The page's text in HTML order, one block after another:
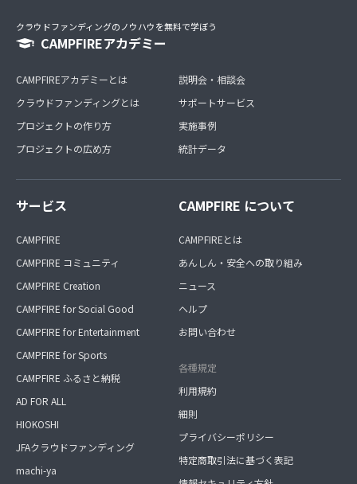
クラウドファンディングのノウハウを無料で学ぼう
CAMPFIREアカデミー
CAMPFIREアカデミーとは
クラウドファンディングとは
プロジェクトの作り方
プロジェクトの広め方
説明会・相談会
サポートサービス
実施事例
統計データ
サービス
CAMPFIRE
CAMPFIRE コミュニティ
CAMPFIRE Creation
CAMPFIRE for Social Good
CAMPFIRE for Entertainment
CAMPFIRE for Sports
CAMPFIRE ふるさと納税
AD FOR ALL
HIOKOSHI
JFAクラウドファンディング
machi-ya
CAMPFIRE について
CAMPFIREとは
あんしん・安全への取り組み
ニュース
ヘルプ
お問い合わせ
各種規定
利用規約
細則
プライバシーポリシー
特定商取引法に基づく表記